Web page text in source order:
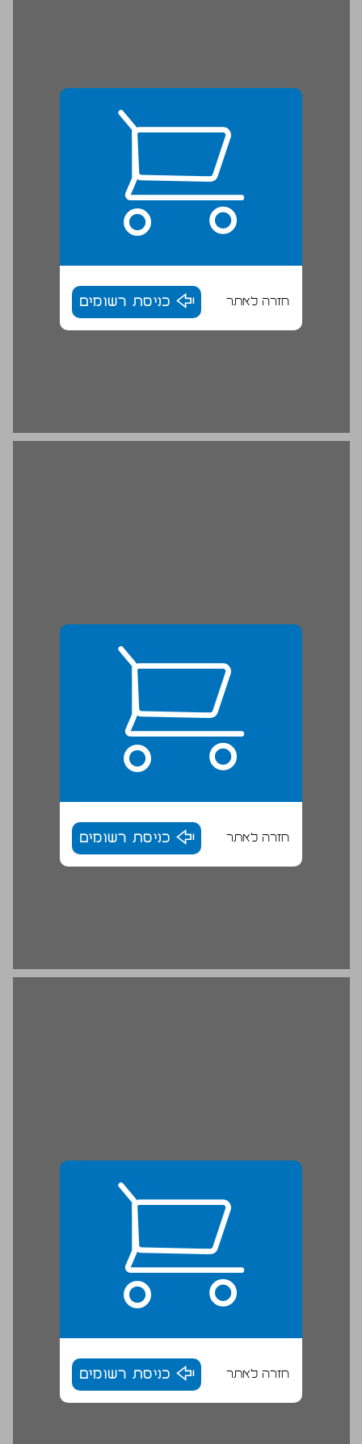
חזרה לאתר כניסת רשומים
המקום ... 17
חזרה לאתר כניסת רשומים
פגישה ראשונה עם הצוות ... 18
חזרה לאתר כניסת רשומים